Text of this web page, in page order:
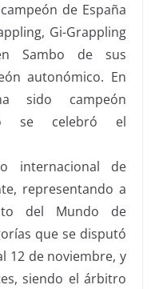
de España
Gi-Grappling
Sambo de sus
autonómico. En
sido campeón
se celebró el
internacional de
representando a
del Mundo de
que se disputó
12 de noviembre, y
siendo el árbitro